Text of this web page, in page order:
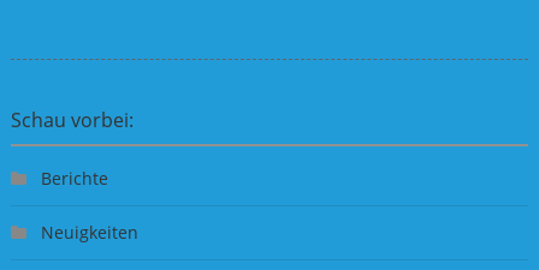
Schau vorbei:
Berichte
Neuigkeiten